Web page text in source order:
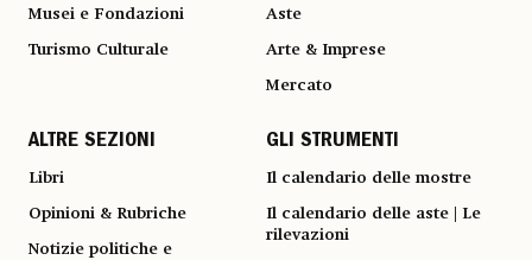
Musei e Fondazioni
Turismo Culturale
Aste
Arte & Imprese
Mercato
ALTRE SEZIONI
Libri
Opinioni & Rubriche
Notizie politiche e
GLI STRUMENTI
Il calendario delle mostre
Il calendario delle aste | Le
rilevazioni